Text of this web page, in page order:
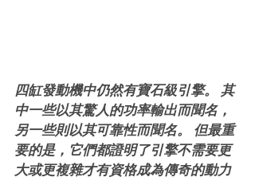
四缸發動機中仍然有寶石級引擎。 其
中一些以其驚人的功率輸出而聞名，
另一些則以其可靠性而聞名。 但最重
要的是，它們都證明了引擎不需要更
大或更複雜才有資格成為傳奇的動力